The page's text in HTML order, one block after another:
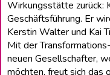
Wirkungsstätte zurück:
Geschäftsführung. Er
Kerstin Walter und Kai
Mit der
neuen Gesellschafter,
möchten, freut sich das